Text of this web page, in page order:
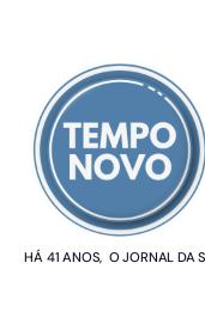
HÁ 41 ANOS, O JORNAL DA